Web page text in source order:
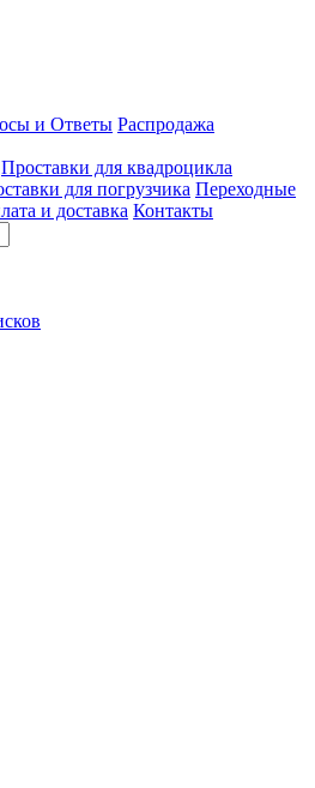
и Ответы Распродажа
Проставки для квадроцикла
для погрузчика Переходные
и доставка Контакты